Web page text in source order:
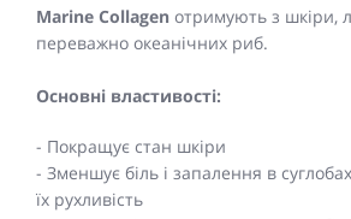
Marine Collagen отримують з шкіри,
переважно океанічних риб.
Основні властивості:
- Покращує стан шкіри
- Зменшує біль і запалення в
їх рухливість